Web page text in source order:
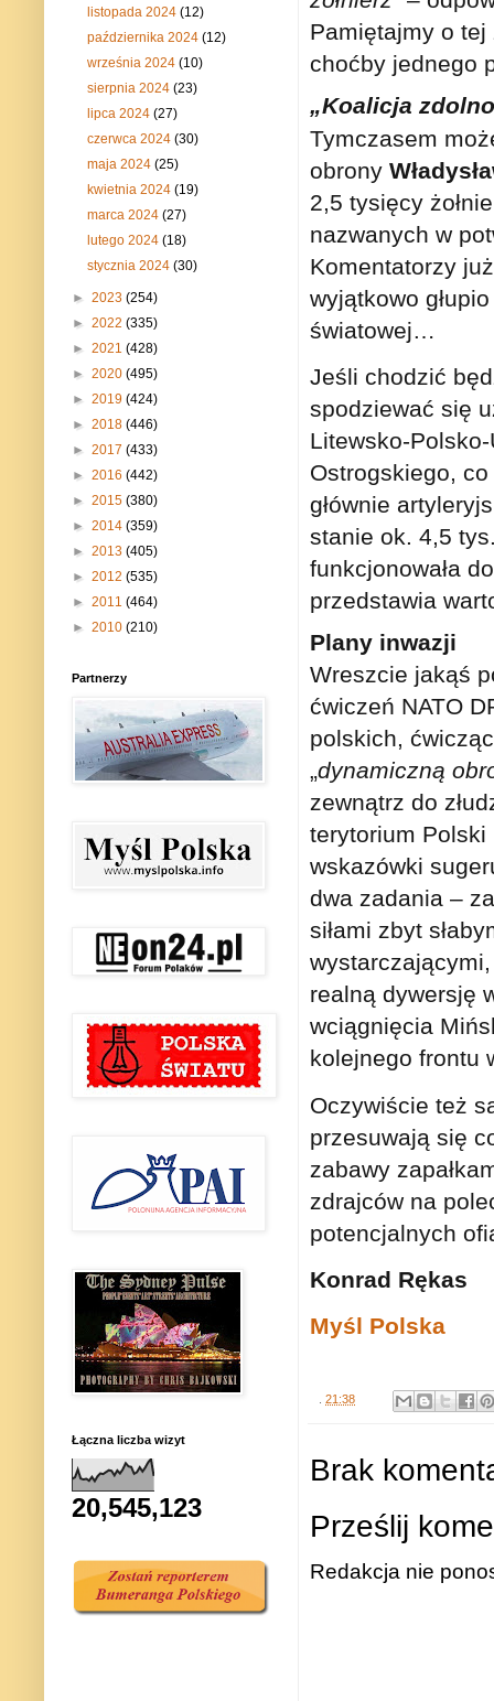
Pamiętajmy o
choćby jednego
„Koalicja
Tymczasem
obrony
2,5 tysięcy
nazwanych w
Komentatorzy
wyjątkowo
światowej…
Jeśli chodzić
spodziewać się
Litewsko-
Ostrogskiego,
głównie
stanie ok. 4,5
funkcjonowała
przedstawia
Plany inwazji
Wreszcie jakąś
ćwiczeń NATO
polskich,
„dynamiczną
zewnątrz do
terytorium Polski
wskazówki
dwa zadania –
siłami zbyt
realną dywersję
wciągnięcia
kolejnego frontu
Oczywiście też
przesuwają się
zabawy
zdrajców na
potencjalnych
Konrad Rękas
Myśl Polska
21:38
Brak
Prześlij
Redakcja nie
listopada 2024(12)
października 2024(12)
września 2024(10)
sierpnia 2024(23)
lipca 2024(27)
czerwca 2024(30)
maja 2024(25)
kwietnia 2024(19)
marca 2024(27)
lutego 2024(18)
stycznia 2024(30)
► 2023 (254)
► 2022 (335)
► 2021 (428)
► 2020 (495)
► 2019 (424)
► 2018 (446)
► 2017 (433)
► 2016 (442)
► 2015 (380)
► 2014 (359)
► 2013 (405)
► 2012 (535)
► 2011 (464)
► 2010 (210)
Partnerzy
Łączna liczba wizyt
20,545,123